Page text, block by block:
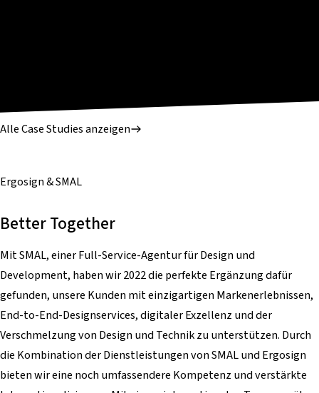
Alle Case Studies anzeigen
Ergosign & SMAL
Better Together
Mit SMAL, einer Full-Service-Agentur für Design und
Development, haben wir 2022 die perfekte Ergänzung dafür
gefunden, unsere Kunden mit einzigartigen Markenerlebnissen,
End-to-End-Designservices, digitaler Exzellenz und der
Verschmelzung von Design und Technik zu unterstützen. Durch
die Kombination der Dienstleistungen von SMAL und Ergosign
bieten wir eine noch umfassendere Kompetenz und verstärkte